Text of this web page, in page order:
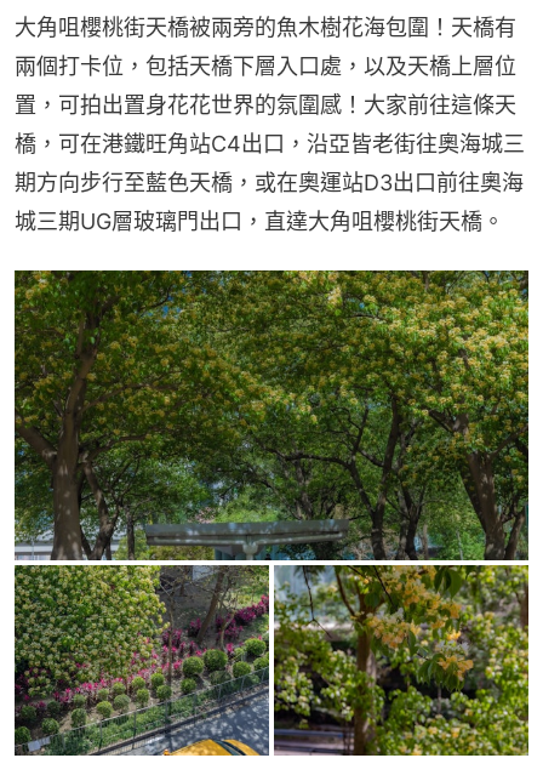
大角咀櫻桃街天橋被兩旁的魚木樹花海包圍！天橋有
兩個打卡位，包括天橋下層入口處，以及天橋上層位
置，可拍出置身花花世界的氛圍感！大家前往這條天
橋，可在港鐵旺角站C4出口，沿亞皆老街往奧海城三
期方向步行至藍色天橋，或在奧運站D3出口前往奧海
城三期UG層玻璃門出口，直達大角咀櫻桃街天橋。